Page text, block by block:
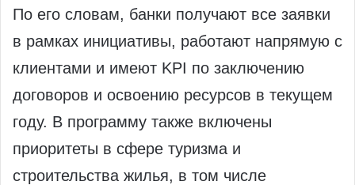
По его словам, банки получают все заявки
в рамках инициативы, работают напрямую с
клиентами и имеют KPI по заключению
договоров и освоению ресурсов в текущем
году. В программу также включены
приоритеты в сфере туризма и
строительства жилья, в том числе